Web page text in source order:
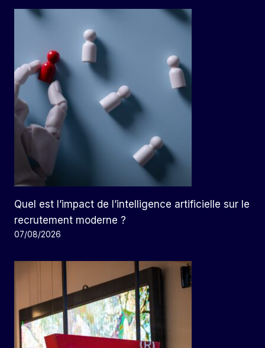
Quel est l’impact de l’intelligence artificielle sur le
recrutement moderne ?
07/08/2026